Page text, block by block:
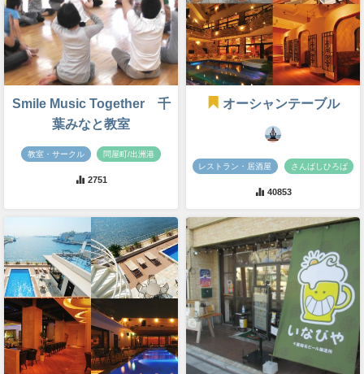
Smile Music Together 千
葉みなと教室
教室・サークル 問屋町/出洲港
2751
オーシャンテーブル
レストラン・居酒屋 さんばしひろば
40853